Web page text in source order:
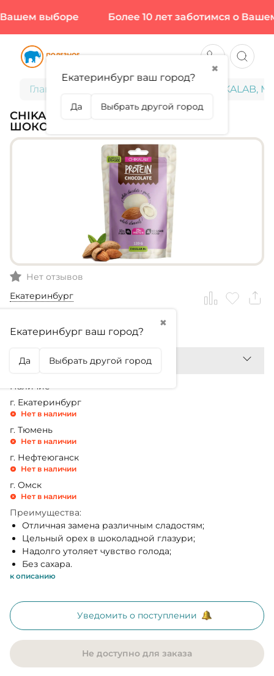
выборе Более 10 лет заботимся о Вашем
Главная CHIKALAB,
CHIKALAB, МИНДАЛЬ В БЕЛОМ
ШОКОЛАДЕ, 120 Г
Нет отзывов
Екатеринбург
✖
Екатеринбург ваш город?
Да Выбрать другой город
279,99₽
Наличие
г. Екатеринбург
Нет в наличии
г. Тюмень
Нет в наличии
г. Нефтеюганск
Нет в наличии
г. Омск
Нет в наличии
Преимущества:
Отличная замена различным сладостям;
Цельный орех в шоколадной глазури;
Надолго утоляет чувство голода;
Без сахара.
к описанию
Уведомить о поступлении
Не доступно для заказа
✖
Екатеринбург ваш город?
Да Выбрать другой город